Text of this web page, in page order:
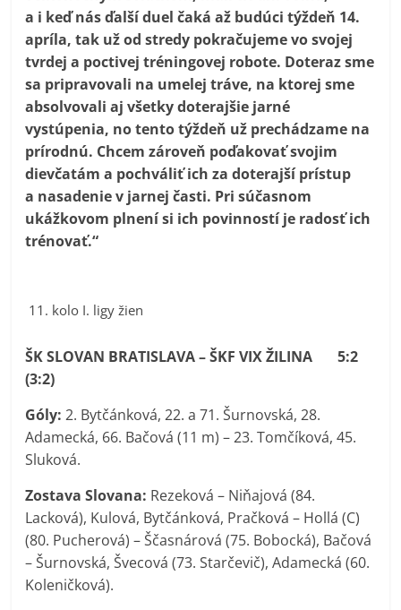
a i keď nás ďalší duel čaká až budúci týždeň 14.
apríla, tak už od stredy pokračujeme vo svojej
tvrdej a poctivej tréningovej robote. Doteraz sme
sa pripravovali na umelej tráve, na ktorej sme
absolvovali aj všetky doterajšie jarné
vystúpenia, no tento týždeň už prechádzame na
prírodnú. Chcem zároveň poďakovať svojim
dievčatám a pochváliť ich za doterajší prístup
a nasadenie v jarnej časti. Pri súčasnom
ukážkovom plnení si ich povinností je radosť ich
trénovať.“
kolo I. ligy žien
ŠK SLOVAN BRATISLAVA – ŠKF VIX ŽILINA 5:2
(3:2)
Góly: 2. Bytčánková, 22. a 71. Šurnovská, 28.
Adamecká, 66. Bačová (11 m) – 23. Tomčíková, 45.
Sluková.
Zostava Slovana: Rezeková – Niňajová (84.
Lacková), Kulová, Bytčánková, Pračková – Hollá (C)
(80. Pucherová) – Ščasnárová (75. Bobocká), Bačová
– Šurnovská, Švecová (73. Starčevič), Adamecká (60.
Koleničková).